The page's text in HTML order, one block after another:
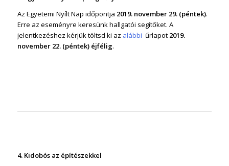
Az Egyetemi Nyílt Nap időpontja 2019. november 29. (péntek).
Erre az eseményre keresünk hallgatói segítőket. A
jelentkezéshez kérjük töltsd ki az alábbi űrlapot 2019.
november 22. (péntek) éjfélig.
4. Kidobós az építészekkel